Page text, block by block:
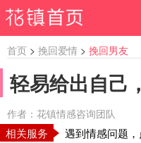
首页 > 挽回爱情 > 挽回男友
轻易给出自己
作者：花镇情感咨询团队
相关服务 遇到情感问题